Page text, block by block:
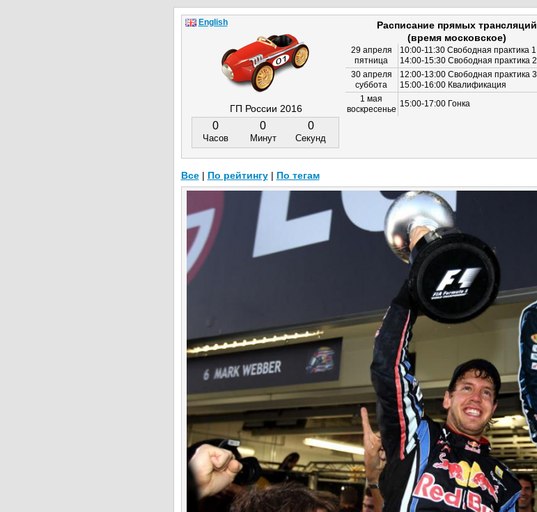
ГП России 2016
0
Часов
0
Минут
0
Секунд
Расписание прямых трансляций
(время московское)
29 апреля
пятница
10:00-11:30 Свободная практика 1
14:00-15:30 Свободная практика 2
30 апреля
суббота
12:00-13:00 Свободная практика 3
15:00-16:00 Квалификация
1 мая
воскресенье
15:00-17:00 Гонка
English
Все| По рейтингу| По тегам